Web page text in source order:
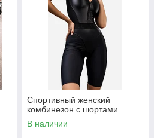
Спортивный женский
комбинезон с шортами
В наличии